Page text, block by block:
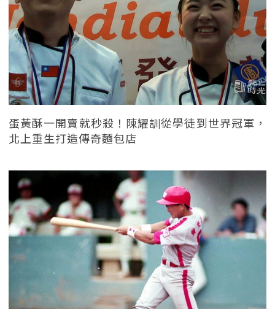
蛋黃酥一開賣就秒殺！陳耀訓從學徒到世界冠軍，
北上重生打造傳奇麵包店